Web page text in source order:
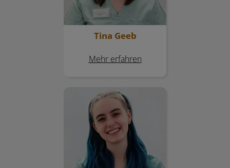
Tina Geeb
Mehr erfahren
Alina Haßelbacher